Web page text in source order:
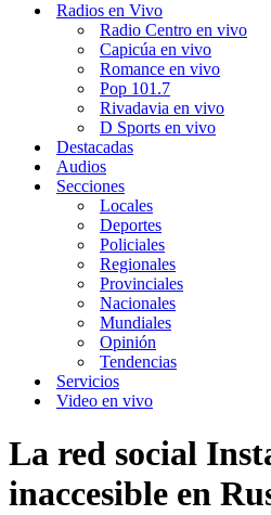
Radios en Vivo
Radio Centro en vivo
Capicúa en vivo
Romance en vivo
Pop 101.7
Rivadavia en vivo
D Sports en vivo
Destacadas
Audios
Secciones
Locales
Deportes
Policiales
Regionales
Provinciales
Nacionales
Mundiales
Opinión
Tendencias
Servicios
Video en vivo
La red social
inaccesible en